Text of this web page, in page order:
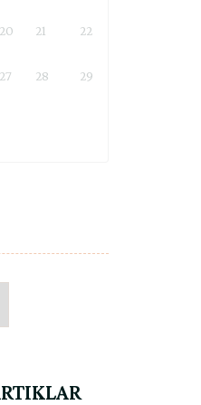
20 21 22
27 28 29